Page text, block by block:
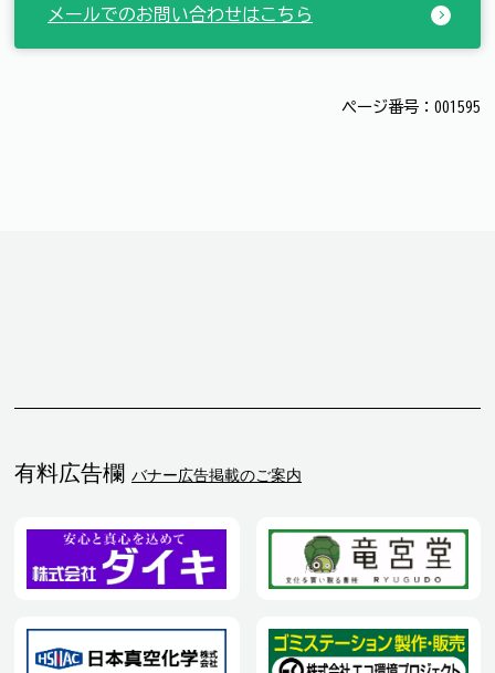
メールでのお問い合わせはこちら
ページ番号：001595
有料広告欄 バナー広告掲載のご案内